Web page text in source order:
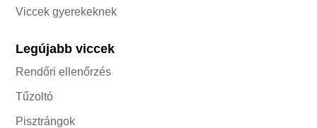
Viccek gyerekeknek
Legújabb viccek
Rendőri ellenőrzés
Tűzoltó
Pisztrángok